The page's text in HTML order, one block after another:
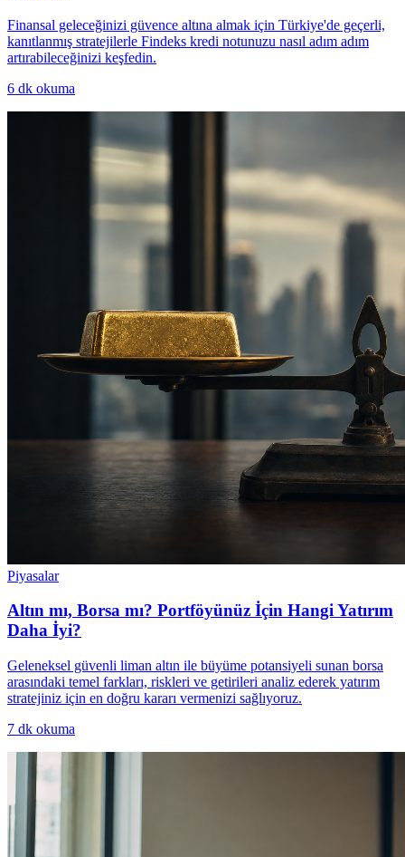
Finansal geleceğinizi güvence altına almak için Türkiye'de geçerli,
kanıtlanmış stratejilerle Findeks kredi notunuzu nasıl adım adım
artırabileceğinizi keşfedin.
6 dk okuma
Piyasalar
Altın mı, Borsa mı? Portföyünüz İçin Hangi Yatırım
Daha İyi?
Geleneksel güvenli liman altın ile büyüme potansiyeli sunan borsa
arasındaki temel farkları, riskleri ve getirileri analiz ederek yatırım
stratejiniz için en doğru kararı vermenizi sağlıyoruz.
7 dk okuma